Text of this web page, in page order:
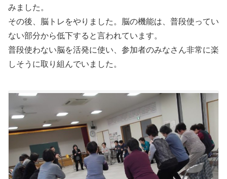
みました。
その後、脳トレをやりました。脳の機能は、普段使ってい
ない部分から低下すると言われています。
普段使わない脳を活発に使い、参加者のみなさん非常に楽
しそうに取り組んでいました。